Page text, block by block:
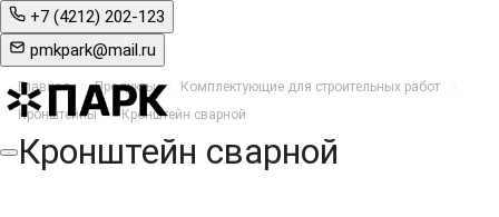
+7 (4212) 202-123
pmkpark@mail.ru
Главная Продукты
Комплектующие для строительных работ
Кронштейны
Кронштейн сварной
Кронштейн сварной